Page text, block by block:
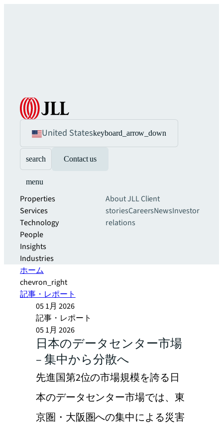
United Stateskeyboard_arrow_down
search Contact us
menu
Properties
Services
Technology
People
Insights
Industries
About JLLClient
storiesCareersNewsInvestor
relations
ホーム
chevron_right
記事・レポート
05 1月 2026
記事・レポート
05 1月 2026
日本のデータセンター市場
– 集中から分散へ
先進国第2位の市場規模を誇る日
本のデータセンター市場では、東
京圏・大阪圏への集中による災害